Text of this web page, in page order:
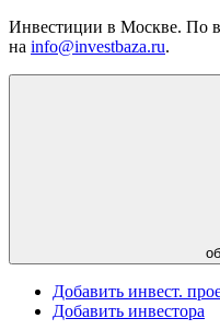
Инвестиции в Москве. По
на info@investbaza.ru.
Добавить инвест.
Добавить инвестора